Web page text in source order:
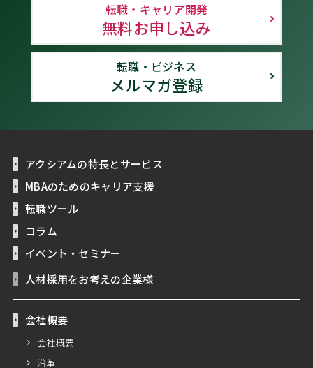
転職・キャリア開発
無料お申し込み
転職・ビジネス
メルマガ登録
アクシアムの特長とサービス
MBAのためのキャリア支援
転職ツール
コラム
イベント・セミナー
人材採用をお考えの企業様
会社概要
会社概要
沿革